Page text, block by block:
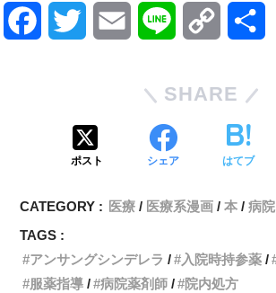
o
k
t
e
n
e
p
L
k
SHARE
ポスト シェア はてブ
CATEGORY : 医療 医療系漫画 本
病院
TAGS :
アンサングシンデレラ
入院時持参薬
服薬指導
病院薬剤師 院内処方